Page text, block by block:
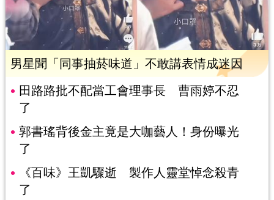
男星聞「同事抽菸味道」不敢講表情成迷因
田路路批不配當工會理事長 曹雨婷不忍
了
郭書瑤背後金主竟是大咖藝人！身份曝光
了
《百味》王凱驟逝 製作人靈堂悼念殺青
了